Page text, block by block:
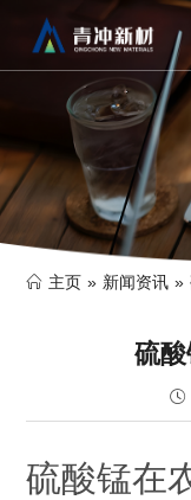
主页 » 新闻资讯 »
硫
硫酸锰在